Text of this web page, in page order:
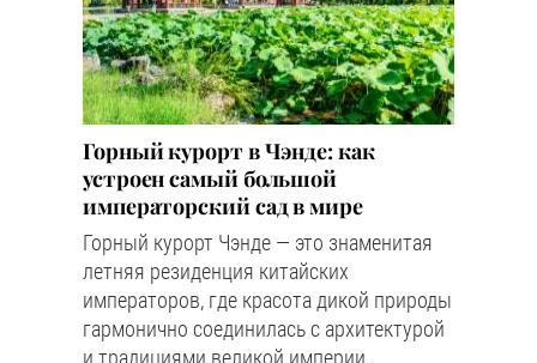
Горный курорт в Чэнде: как
устроен самый большой
императорский сад в мире
Горный курорт Чэнде — это знаменитая
летняя резиденция китайских
императоров, где красота дикой природы
гармонично соединилась с архитектурой
и традициями великой империи.